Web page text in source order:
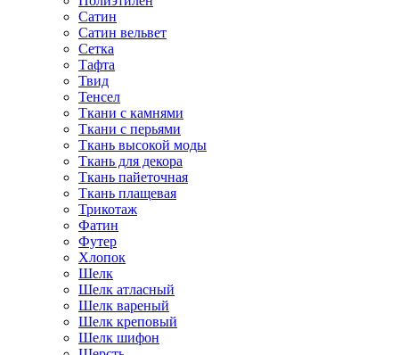
Сатин
Сатин вельвет
Сетка
Тафта
Твид
Тенсел
Ткани с камнями
Ткани с перьями
Ткань высокой моды
Ткань для декора
Ткань пайеточная
Ткань плащевая
Трикотаж
Фатин
Футер
Хлопок
Шелк
Шелк атласный
Шелк вареный
Шелк креповый
Шелк шифон